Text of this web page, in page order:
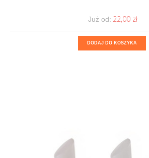
Już od: 22,00 ‎zł
DODAJ DO KOSZYKA